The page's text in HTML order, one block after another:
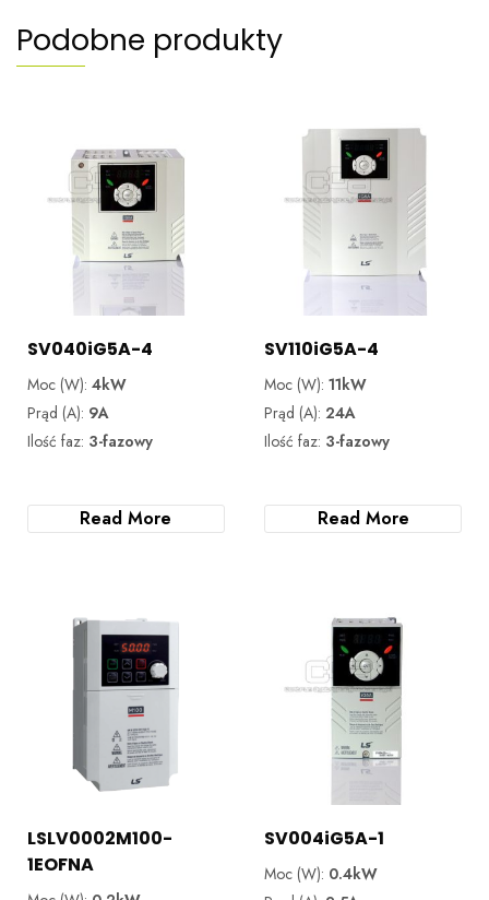
Podobne produkty
SV040iG5A-4
Moc (W): 4kW
Prąd (A): 9A
Ilość faz: 3-fazowy
Read More
SV110iG5A-4
Moc (W):11kW
Prąd (A): 24A
Ilość faz: 3-fazowy
Read More
LSLV0002M100-
1EOFNA
SV004iG5A-1
Moc (W): 0.4kW